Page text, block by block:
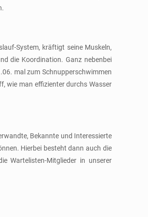
System, kräftigt seine Muskeln,
die Koordination. Ganz nebenbei
mal zum Schnupperschwimmen
wie man effizienter durchs Wasser
Bekannte und Interessierte
Hierbei besteht dann auch die
Wartelisten-Mitglieder in unserer